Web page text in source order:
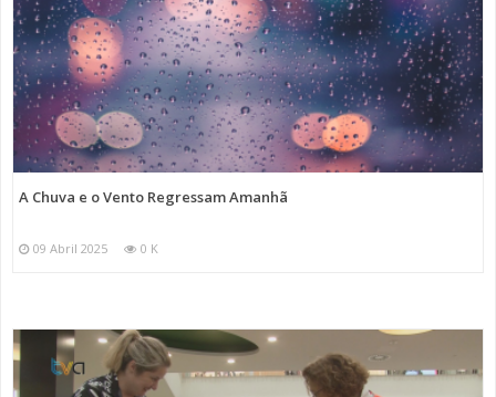
A Chuva e o Vento Regressam Amanhã
09 Abril 2025 0 K